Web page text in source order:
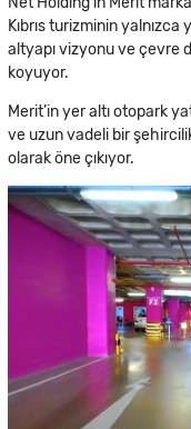
Kıbrıs turizminin
altyapı vizyonu ve çevre
koyuyor.
Merit’in yer altı otopark
ve uzun vadeli bir
olarak öne çıkıyor.